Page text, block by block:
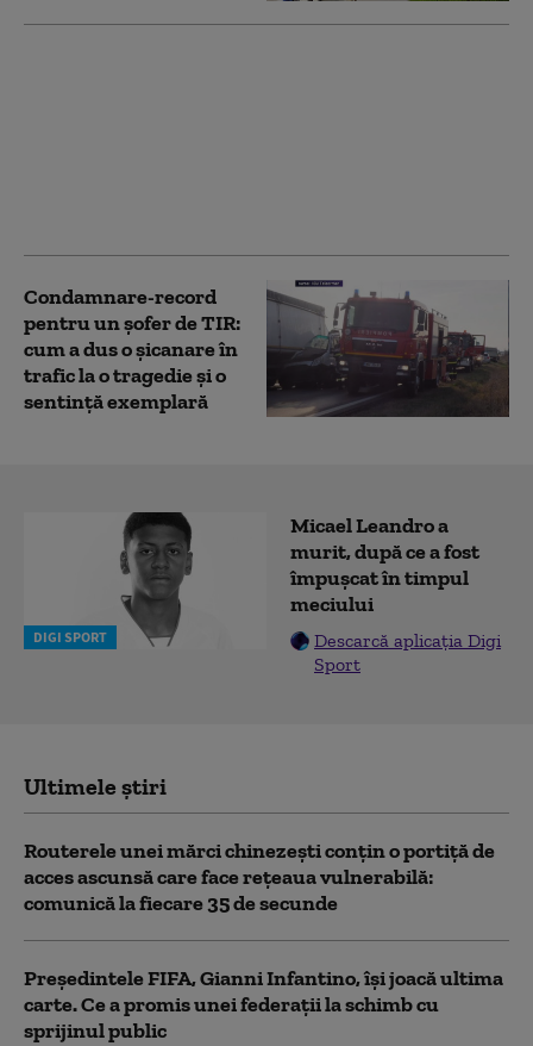
Condamnare-record
pentru un șofer de TIR:
cum a dus o șicanare în
trafic la o tragedie și o
sentință exemplară
DIGI SPORT
Micael Leandro a
murit, după ce a fost
împușcat în timpul
meciului
Descarcă aplicația Digi
Sport
Ultimele știri
Routerele unei mărci chinezești conțin o portiță de
acces ascunsă care face rețeaua vulnerabilă:
comunică la fiecare 35 de secunde
Președintele FIFA, Gianni Infantino, îşi joacă ultima
carte. Ce a promis unei federații la schimb cu
sprijinul public